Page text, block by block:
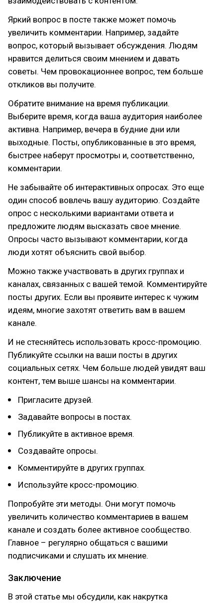
Яркий вопрос в посте также может помочь
увеличить комментарии. Например, задайте
вопрос, который вызывает обсуждения. Людям
нравится делиться своим мнением и давать
советы. Чем провокационнее вопрос, тем больше
откликов вы получите.
Обратите внимание на время публикации.
Выберите время, когда ваша аудитория наиболее
активна. Например, вечера в будние дни или
выходные. Посты, опубликованные в это время,
быстрее наберут просмотры и, соответственно,
комментарии.
Не забывайте об интерактивных опросах. Это еще
один способ вовлечь вашу аудиторию. Создайте
опрос с несколькими вариантами ответа и
предложите людям высказать свое мнение.
Опросы часто вызывают комментарии, когда
люди хотят объяснить свой выбор.
Можно также участвовать в других группах и
каналах, связанных с вашей темой. Комментируйте
посты других. Если вы проявите интерес к чужим
идеям, многие захотят ответить вам в вашем
канале.
И не стесняйтесь использовать кросс-промоцию.
Публикуйте ссылки на ваши посты в других
социальных сетях. Чем больше людей увидят ваш
контент, тем выше шансы на комментарии.
Пригласите друзей.
Задавайте вопросы в постах.
Публикуйте в активное время.
Создавайте опросы.
Комментируйте в других группах.
Используйте кросс-промоцию.
Попробуйте эти методы. Они могут помочь
увеличить количество комментариев в вашем
канале и создать более активное сообщество.
Главное – регулярно общаться с вашими
подписчиками и слушать их мнение.
Заключение
В этой статье мы обсудили, как накрутка